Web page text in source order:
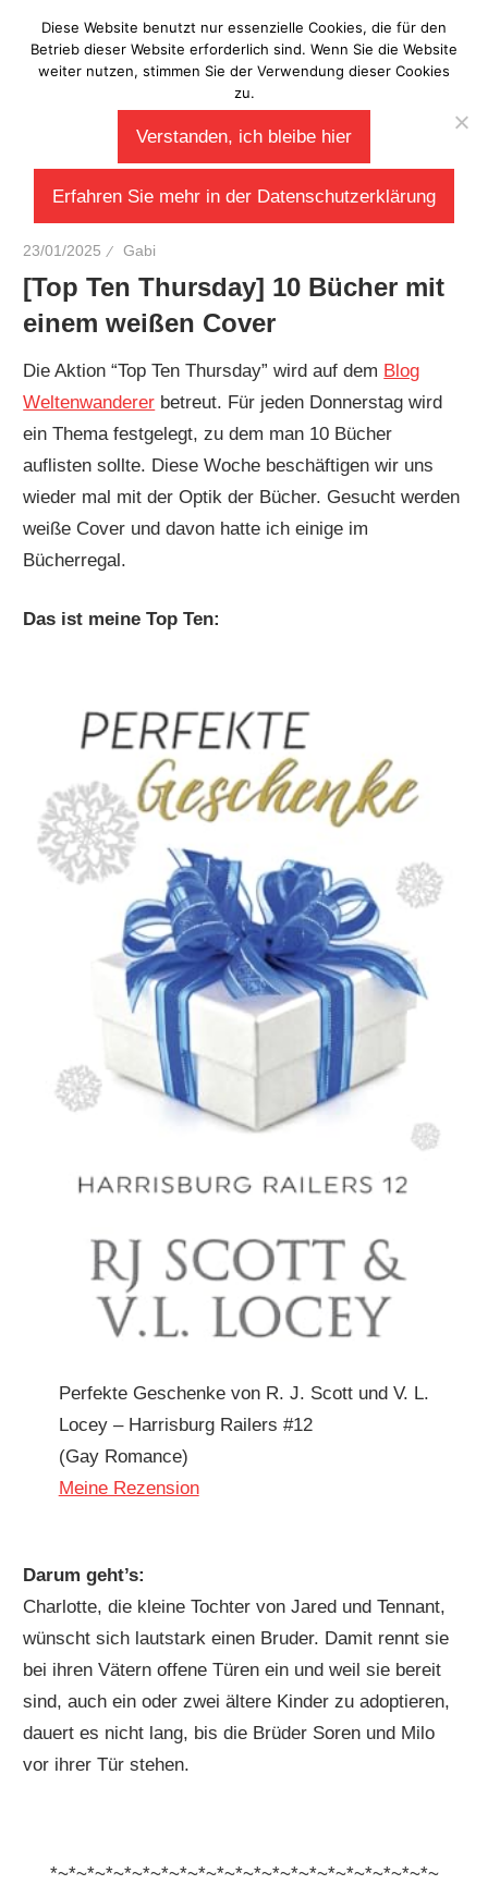
Inhalt
springen
Laberladen
23/01/2025 Gabi
[Top Ten Thursday] 10 Bücher mit
einem weißen Cover
Die Aktion “Top Ten Thursday” wird auf dem Blog
Weltenwanderer betreut. Für jeden Donnerstag wird
ein Thema festgelegt, zu dem man 10 Bücher
auflisten sollte. Diese Woche beschäftigen wir uns
wieder mal mit der Optik der Bücher. Gesucht werden
weiße Cover und davon hatte ich einige im
Bücherregal.
Das ist meine Top Ten:
Perfekte Geschenke von R. J. Scott und V. L.
Locey – Harrisburg Railers #12
(Gay Romance)
Meine Rezension
Darum geht’s:
Charlotte, die kleine Tochter von Jared und Tennant,
wünscht sich lautstark einen Bruder. Damit rennt sie
bei ihren Vätern offene Türen ein und weil sie bereit
sind, auch ein oder zwei ältere Kinder zu adoptieren,
dauert es nicht lang, bis die Brüder Soren und Milo
vor ihrer Tür stehen.
*~*~*~*~*~*~*~*~*~*~*~*~*~*~*~*~*~*~*~*~*~
Diese Website benutzt nur essenzielle Cookies, die für den
Betrieb dieser Website erforderlich sind. Wenn Sie die Website
weiter nutzen, stimmen Sie der Verwendung dieser Cookies
zu.
Verstanden, ich bleibe hier
Erfahren Sie mehr in der Datenschutzerklärung